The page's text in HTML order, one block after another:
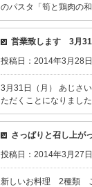
のパスタ「筍と鶏肉の和
営業致します 3月31
投稿日：2014年3月28
3月31日（月） あじさ
ただくことになりまし
さっぱりと召し上が
投稿日：2014年3月27
新しいお料理 2種類 ご